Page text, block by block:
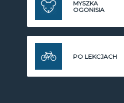
MYSZKA
OGONISIA
PO LEKCJACH